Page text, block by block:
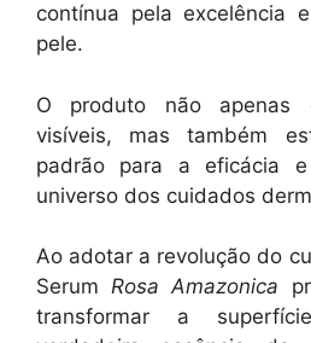
contínua pela excelência
pele.
O produto não apenas
visíveis, mas também
padrão para a eficácia
universo dos cuidados
Ao adotar a revolução do
SerumRosa Amazonica
transformar a